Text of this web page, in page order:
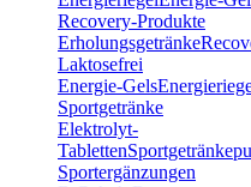
Recovery-Produkte
Erholungsgetränke
Laktosefrei
Energie-Gels
Sportgetränke
Elektrolyt-
Tabletten
Sportergänzungen